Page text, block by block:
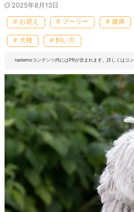
2025年8月13日
# お迎え # プーリー # 健康
# 犬種 # 飼い方
nademoコンテンツ内にはPRが含まれます。詳しくはコ